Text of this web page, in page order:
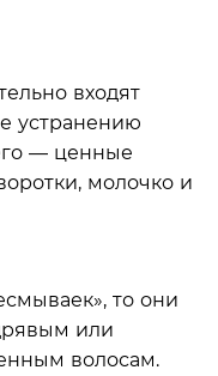
входят
устранению
— ценные
молочко и
то они
или
волосам.